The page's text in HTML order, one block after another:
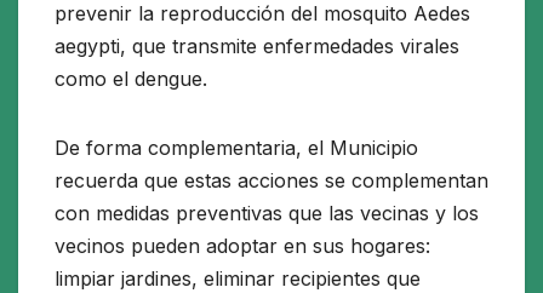
prevenir la reproducción del mosquito Aedes
aegypti, que transmite enfermedades virales
como el dengue.
De forma complementaria, el Municipio
recuerda que estas acciones se complementan
con medidas preventivas que las vecinas y los
vecinos pueden adoptar en sus hogares:
limpiar jardines, eliminar recipientes que